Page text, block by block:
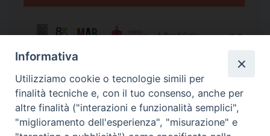
Il calendario annuale degli incontri di formazione dell’Associazione
Chiese storiche
Informativa
Utilizziamo cookie o tecnologie simili per
finalità tecniche e, con il tuo consenso, anche per
altre finalità ("interazioni e funzionalità semplici",
"miglioramento dell'esperienza", "misurazione" e